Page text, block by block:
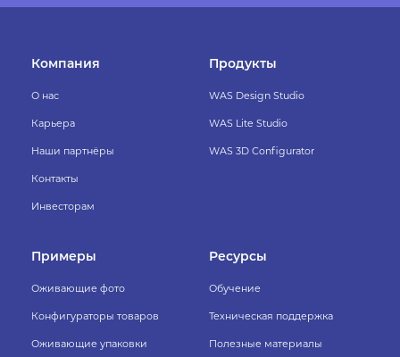
Компания
О нас
Карьера
Наши партнёры
Контакты
Инвесторам
Продукты
WAS Design Studio
WAS Lite Studio
WAS 3D Configurator
Примеры
Оживающие фото
Конфигураторы товаров
Оживающие упаковки
Ресурсы
Обучение
Техническая поддержка
Полезные материалы